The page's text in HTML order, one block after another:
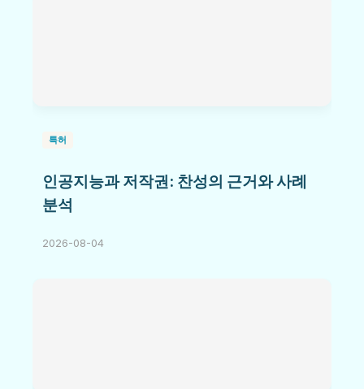
특허
인공지능과 저작권: 찬성의 근거와 사례
분석
2026-08-04